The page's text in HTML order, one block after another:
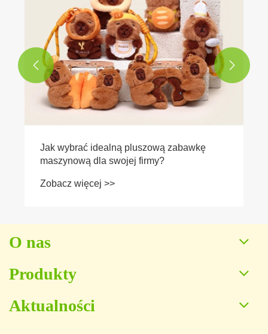
 
O nas
Produkty
Aktualności